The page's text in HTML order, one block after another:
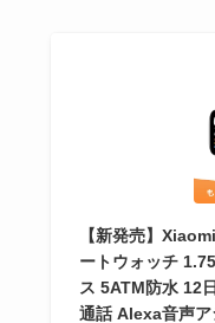
【新発売】
ートウォッチ
ス 5ATM防水 12
通話 Alexa音声